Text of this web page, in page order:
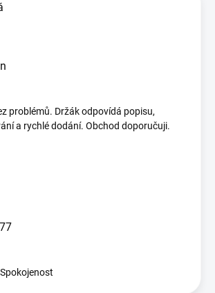
problémů. Držák odpovídá popisu,
a rychlé dodání. Obchod doporučuji.